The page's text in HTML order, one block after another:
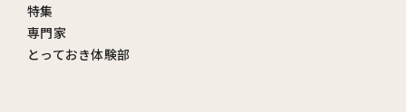
特集
専門家
とっておき体験部